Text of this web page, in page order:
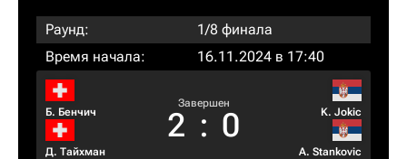
Раунд:
1/8 финала
Время начала:
16.11.2024 в 17:40
Б. Бенчич
Д. Тайхман
Завершен
2 : 0 K. Jokic
A. Stankovic